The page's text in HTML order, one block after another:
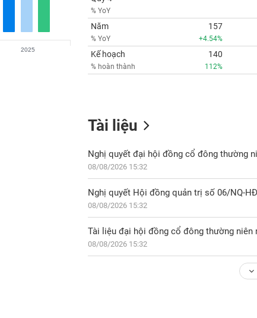
2025
% YoY
Năm
% YoY
157
+4.54%
Kế hoạch
% hoàn thành
140
112%
Tài liệu
Nghị quyết đại hội đồng cổ đông thường
08/08/2026 15:32
08/08/2026 15:32
Tài liệu đại hội đồng cổ đông thường niên
08/08/2026 15:32